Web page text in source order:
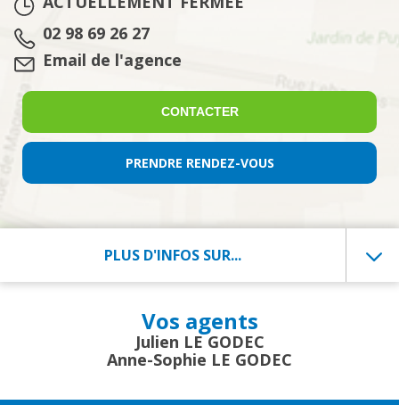
Tél. :
02 98 69 26 27
Email :
Email de l'agence
CONTACTER
PRENDRE RENDEZ-VOUS
PLUS D'INFOS SUR...
Vos agents
Julien LE GODEC
Anne-Sophie LE GODEC